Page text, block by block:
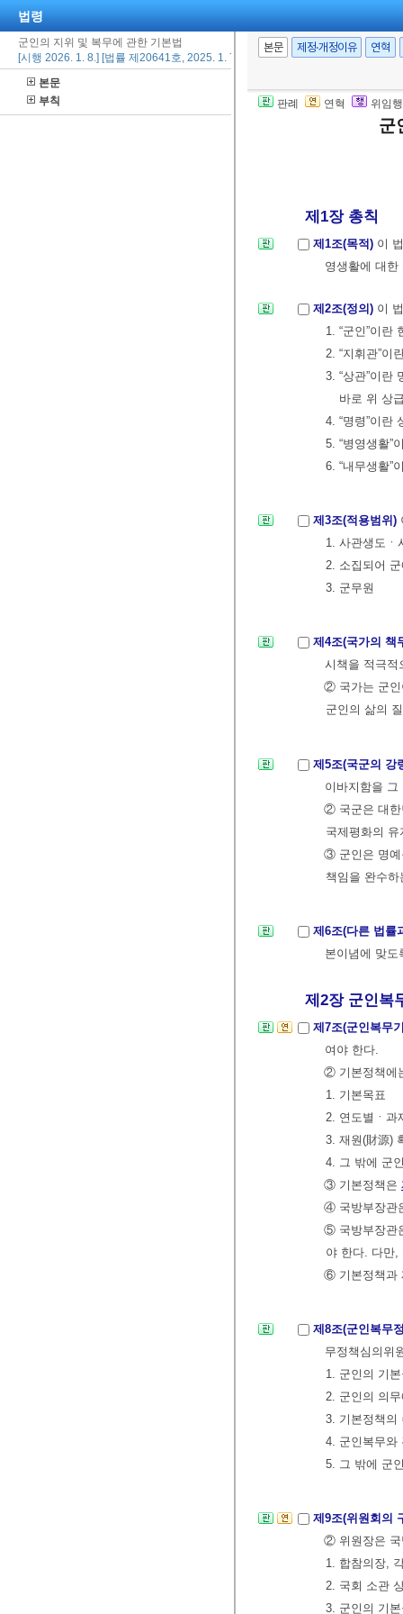
법령
군인의 지위 및 복무에 관한 기본법
[시행 2026. 1. 8.] [법률 제20641호, 2025. 1. 7., 일부개정]
본문
부칙
본문 제정·개정이유 연혁
판례 연혁 위임
군
제1장 총칙
제1조(목적) 이
영생활에 대
제2조(정의) 이
1. “군인”이란
2. “지휘관”이
3. “상관”이란
바로 위 상
4. “명령”이란
5. “병영생활”
6. “내무생활”
제3조(적용범위)
1. 사관생도ㆍ
2. 소집되어
3. 군무원
제4조(국가의 책
시책을 적극적
② 국가는 군인
군인의 삶의
제5조(국군의 강
이바지함을 그
② 국군은 대한
국제평화의
③ 군인은 명예
책임을 완수
제6조(다른 법률
본이념에 맞도
제2장 군인복무
제7조(군인복무
여야 한다.
② 기본정책에
1. 기본목표
2. 연도별ㆍ과
3. 재원(財源)
4. 그 밖에 군
③ 기본정책은
④ 국방부장관
⑤ 국방부장관
야 한다. 다만,
⑥ 기본정책과
제8조(군인복무
무정책심의위
1. 군인의 기
2. 군인의 의
3. 기본정책의
4. 군인복무와
5. 그 밖에 군
제9조(위원회의
② 위원장은 국
1. 합참의장,
2. 국회 소관
3. 군인의 기